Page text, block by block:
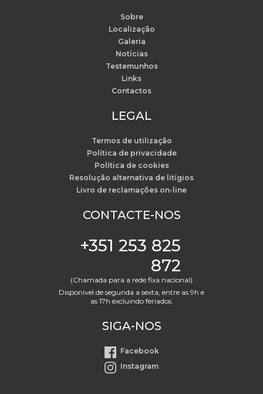
Sobre
Localização
Galeria
Notícias
Testemunhos
Links
Contactos
LEGAL
Termos de utilização
Política de privacidade
Política de cookies
Resolução alternativa de litígios
Livro de reclamações on-line
CONTACTE-NOS
+351 253 825
872
(Chamada para a rede fixa nacional)
Disponivel de segunda a sexta, entre as 9h e
as 17h excluindo feriados.
SIGA-NOS
Facebook
Instagram